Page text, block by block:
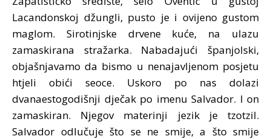
Lacandonskoj džungli, pusto je i ovijeno gustom
maglom. Sirotinjske drvene kuće, na ulazu
zamaskirana stražarka. Nabadajući španjolski,
objašnjavamo da bismo u nenajavljenom posjetu
htjeli obići seoce. Uskoro po nas dolazi
dvanaestogodišnji dječak po imenu Salvador. I on
zamaskiran. Njegov materinji jezik je tzotzil.
Salvador odlučuje što se ne smije, a što smije